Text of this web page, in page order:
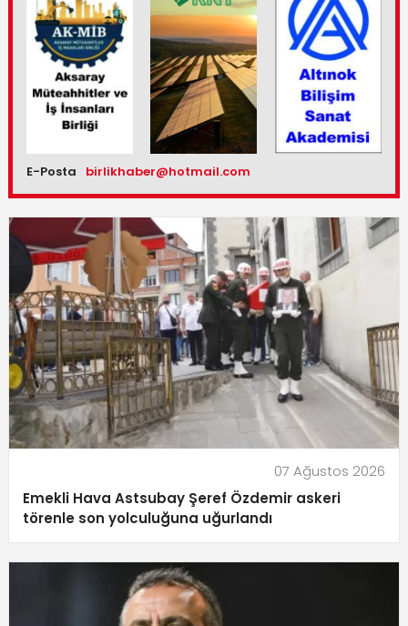
E-Posta birlikhaber@hotmail.com
07 Ağustos 2026
Emekli Hava Astsubay Şeref Özdemir askeri
törenle son yolculuğuna uğurlandı